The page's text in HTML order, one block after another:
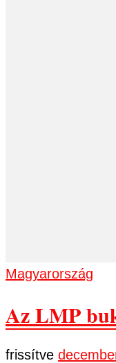
Magyarország
Az LMP
frissítve